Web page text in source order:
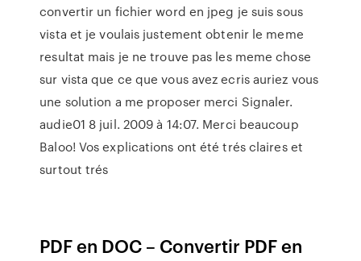
convertir un fichier word en jpeg je suis sous
vista et je voulais justement obtenir le meme
resultat mais je ne trouve pas les meme chose
sur vista que ce que vous avez ecris auriez vous
une solution a me proposer merci Signaler.
audie01 8 juil. 2009 à 14:07. Merci beaucoup
Baloo! Vos explications ont été trés claires et
surtout trés
PDF en DOC – Convertir PDF en